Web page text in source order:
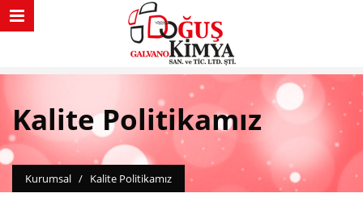
Kalite Politikamız
Kurumsal / Kalite Politikamız